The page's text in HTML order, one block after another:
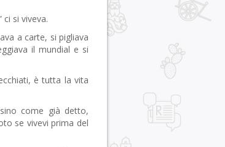
ci si viveva.
a carte, si pigliava
il mundial e si
è tutta la vita
come già detto,
se vivevi prima del